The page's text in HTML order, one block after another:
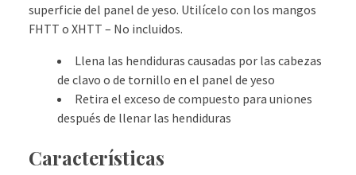
superficie del panel de yeso. Utilícelo con los mangos
FHTT o XHTT – No incluidos.
Llena las hendiduras causadas por las cabezas
de clavo o de tornillo en el panel de yeso
Retira el exceso de compuesto para uniones
después de llenar las hendiduras
Características